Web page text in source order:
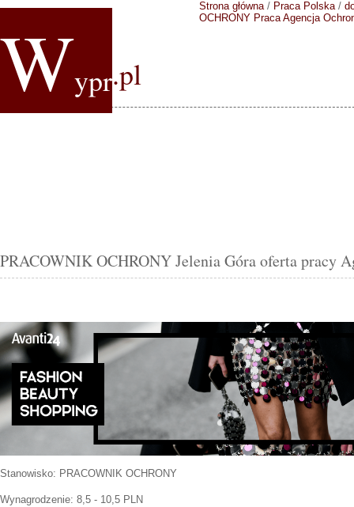
Wypr.pl
Strona główna/ Praca Polska/
OCHRONY Praca Agencja
PRACOWNIK OCHRONY Jelenia Góra oferta pracy
Stanowisko: PRACOWNIK OCHRONY
Wynagrodzenie: 8,5 - 10,5 PLN